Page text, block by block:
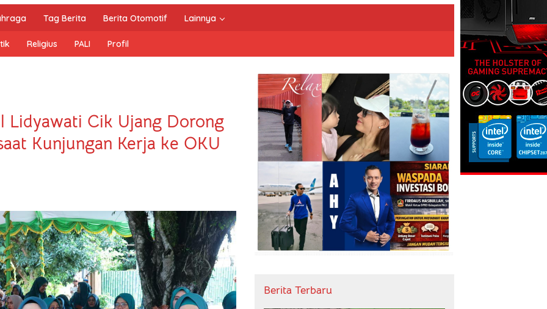
Tag Berita Berita Otomotif Lainnya
Religius PALI Profil
Lidyawati Cik Ujang Dorong
Kunjungan Kerja ke OKU
Berita Terbaru